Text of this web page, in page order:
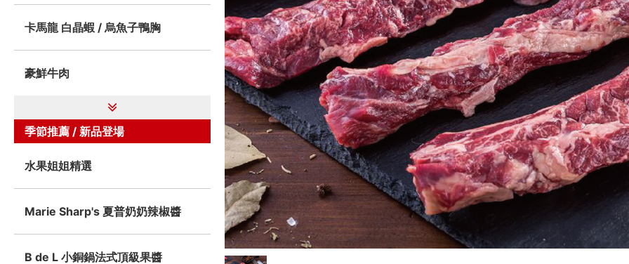
卡馬龍 白晶蝦 / 烏魚子鴨胸
豪鮮牛肉
季節推薦 / 新品登場
水果姐姐精選
Marie Sharp's 夏普奶奶辣椒醬
B de L 小銅鍋法式頂級果醬